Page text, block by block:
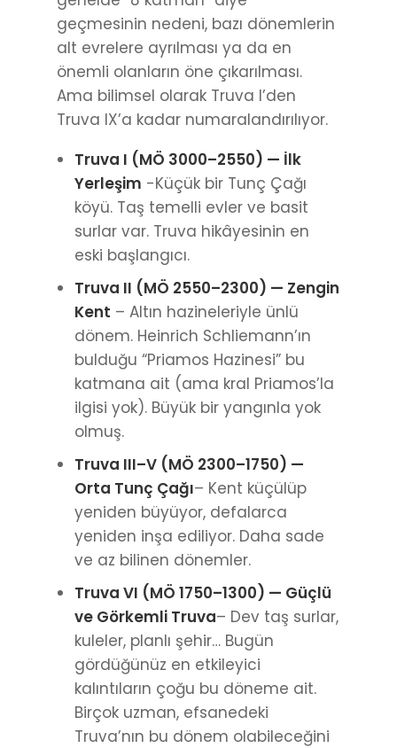
geçmesinin nedeni, bazı dönemlerin
alt evrelere ayrılması ya da en
önemli olanların öne çıkarılması.
Ama bilimsel olarak Truva I’den
Truva IX’a kadar numaralandırılıyor.
Truva I (MÖ 3000–2550) — İlk
Yerleşim -Küçük bir Tunç Çağı
köyü. Taş temelli evler ve basit
surlar var. Truva hikâyesinin en
eski başlangıcı.
Truva II (MÖ 2550–2300) — Zengin
Kent – Altın hazineleriyle ünlü
dönem. Heinrich Schliemann’ın
bulduğu “Priamos Hazinesi” bu
katmana ait (ama kral Priamos’la
ilgisi yok). Büyük bir yangınla yok
olmuş.
Truva III–V (MÖ 2300–1750) —
Orta Tunç Çağı– Kent küçülüp
yeniden büyüyor, defalarca
yeniden inşa ediliyor. Daha sade
ve az bilinen dönemler.
Truva VI (MÖ 1750–1300) — Güçlü
ve Görkemli Truva– Dev taş surlar,
kuleler, planlı şehir… Bugün
gördüğünüz en etkileyici
kalıntıların çoğu bu döneme ait.
Birçok uzman, efsanedeki
Truva’nın bu dönem olabileceğini